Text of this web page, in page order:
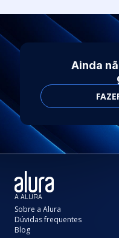
Ainda
A ALURA
Sobre a Alura
Dúvidas frequentes
Blog